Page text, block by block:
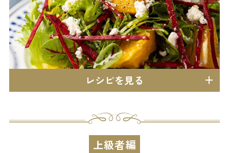
レシピを見る
上級者編